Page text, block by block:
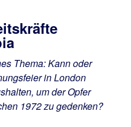
Thema: Kann oder
in London
um der Opfer
1972 zu gedenken?